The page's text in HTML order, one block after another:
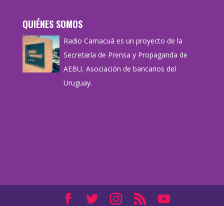
QUIÉNES SOMOS
Radio Camacuá es un proyecto de la
Secretaría de Prensa y Propaganda de
AEBU, Asociación de bancarios del
Uruguay.